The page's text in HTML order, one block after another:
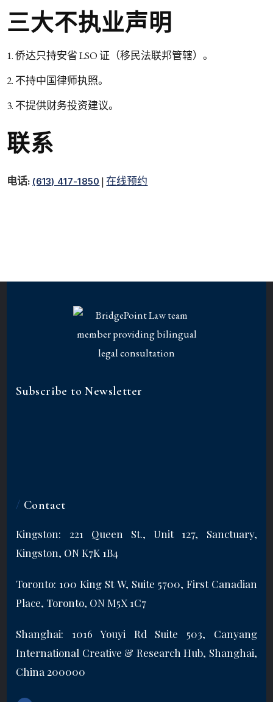
三大不执业声明
侨达只持安省 LSO 证（移民法联邦管辖）。
不持中国律师执照。
不提供财务投资建议。
联系
电话: (613) 417-1850 |在线预约
Subscribe to Newsletter
/ Contact
Kingston: 221 Queen St., Unit 127, Sanctuary,
Kingston, ON K7K 1B4
Toronto: 100 King St W, Suite 5700, First Canadian
Place, Toronto, ON M5X 1C7
Shanghai: 1016 Youyi Rd Suite 503, Canyang
International Creative & Research Hub, Shanghai,
China 200000